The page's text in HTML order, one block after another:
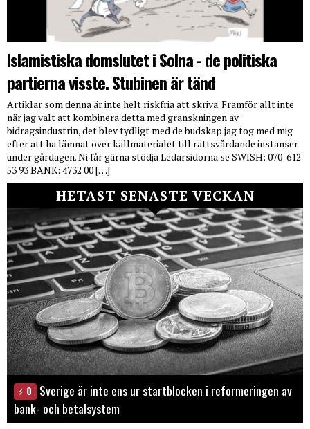
Islamistiska domslutet i Solna - de politiska
partierna visste. Stubinen är tänd
Artiklar som denna är inte helt riskfria att skriva. Framför allt inte
när jag valt att kombinera detta med granskningen av
bidragsindustrin, det blev tydligt med de budskap jag tog med mig
efter att ha lämnat över källmaterialet till rättsvårdande instanser
under gårdagen. Ni får gärna stödja Ledarsidorna.se SWISH: 070-612
53 93 BANK: 4732 00 […]
HETAST SENASTE VECKAN
0
Sverige är inte ens ur startblocken i reformeringen av
bank- och betalsystem